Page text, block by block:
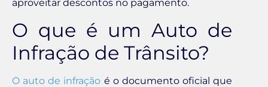
aproveitar descontos no pagamento.
O que é um Auto de
Infração de Trânsito?
O auto de infração é o documento oficial que